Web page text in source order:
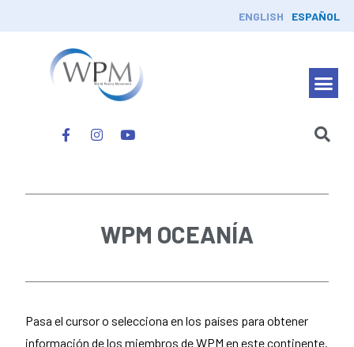
ENGLISH ESPAÑOL
WPM OCEANÍA
Pasa el cursor o selecciona en los países para obtener
información de los miembros de WPM en este continente.